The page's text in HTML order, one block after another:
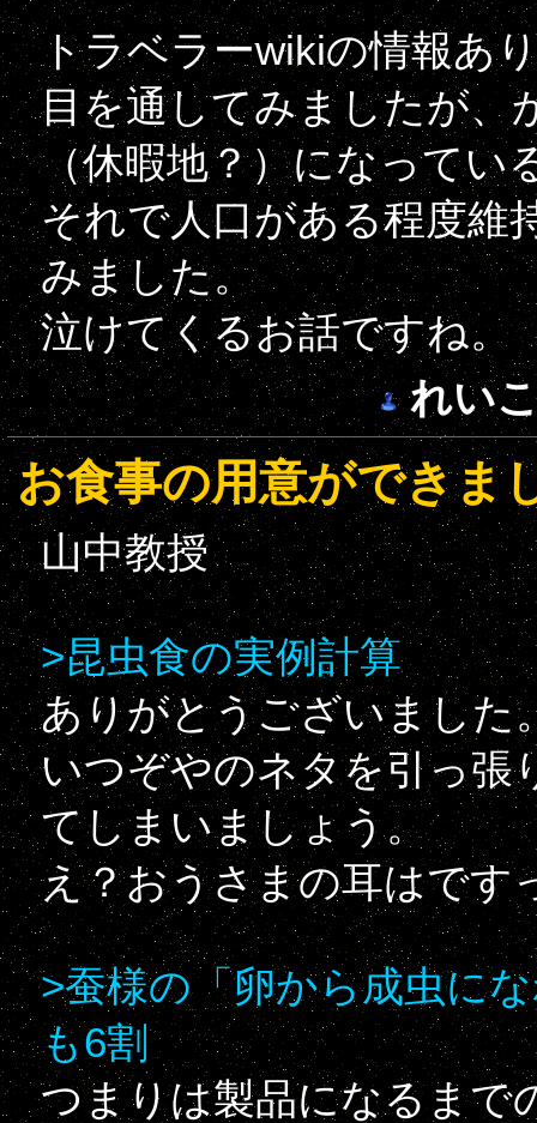
トラベラーwikiの情報あ
目を通してみましたが、
（休暇地？）になってい
それで人口がある程度維
みました。
泣けてくるお話ですね。
れい
お食事の用意ができま
山中教授
>昆虫食の実例計算
ありがとうございました
いつぞやのネタを引っ張
てしまいましょう。
え？おうさまの耳はです
>蚕様の「卵から成虫に
も6割
つまりは製品になるまで